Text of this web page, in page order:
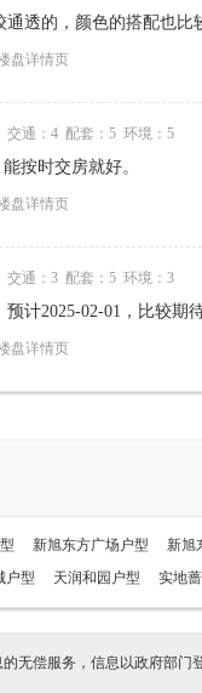
透的，颜色的搭配也比
盘详情页
交通： 4 配套： 5 环境： 5
按时交房就好。
盘详情页
交通： 3 配套： 5 环境： 3
计2025-02-01，比较
盘详情页
新旭东方广场户型
新旭
户型 天润和园户型 实地
无偿服务，信息以政府部门